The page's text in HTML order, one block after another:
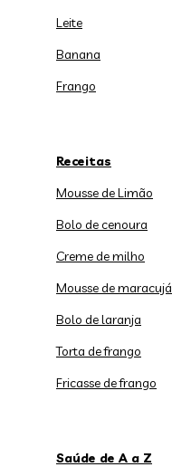
Leite
Banana
Frango
Receitas
Mousse de Limão
Bolo de cenoura
Creme de milho
Mousse de maracujá
Bolo de laranja
Torta de frango
Fricasse de frango
Saúde de A a Z